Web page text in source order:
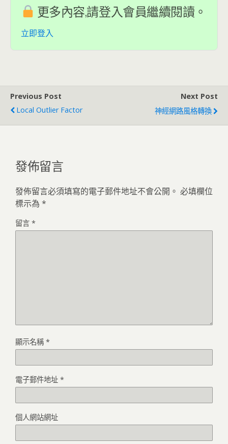
更多內容,請登入會員繼續閱讀。
立即登入
Previous Post
Local Outlier Factor
Next Post
神經網路風格轉換
發佈留言
發佈留言必須填寫的電子郵件地址不會公開。 必填欄位
標示為 *
留言 *
顯示名稱 *
電子郵件地址 *
個人網站網址